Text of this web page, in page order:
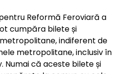
Reformă Feroviară a
cumpăra bilete și
indiferent de
metropolitane, inclusiv în
Numai că aceste bilete și